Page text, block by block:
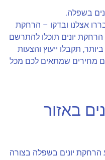
בשפלה.
אצלנו ובדקו – הרחקת
הרחקת יונים תוכלו להתרשם
תקבלו ייעוץ והצעות
מחירים שמתאים לכם מכל
באזור
הרחקת יונים בשפלה בצורה